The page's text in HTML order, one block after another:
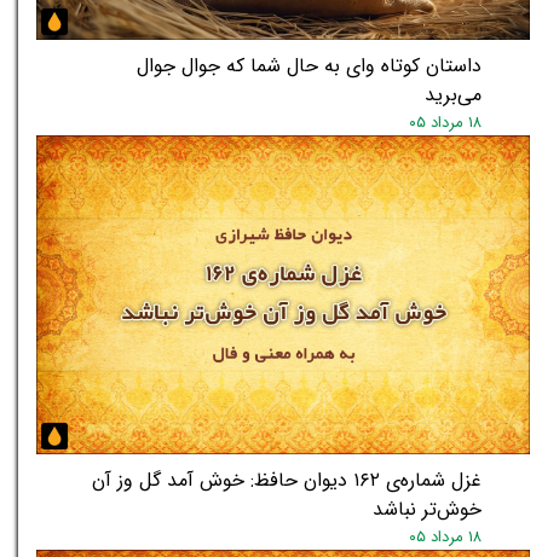
داستان کوتاه وای به حال شما که جوال جوال
می‌برید
۱۸ مرداد ۰۵
غزل شماره‌ی ۱۶۲ دیوان حافظ: خوش آمد گل وز آن
خوش‌تر نباشد
۱۸ مرداد ۰۵